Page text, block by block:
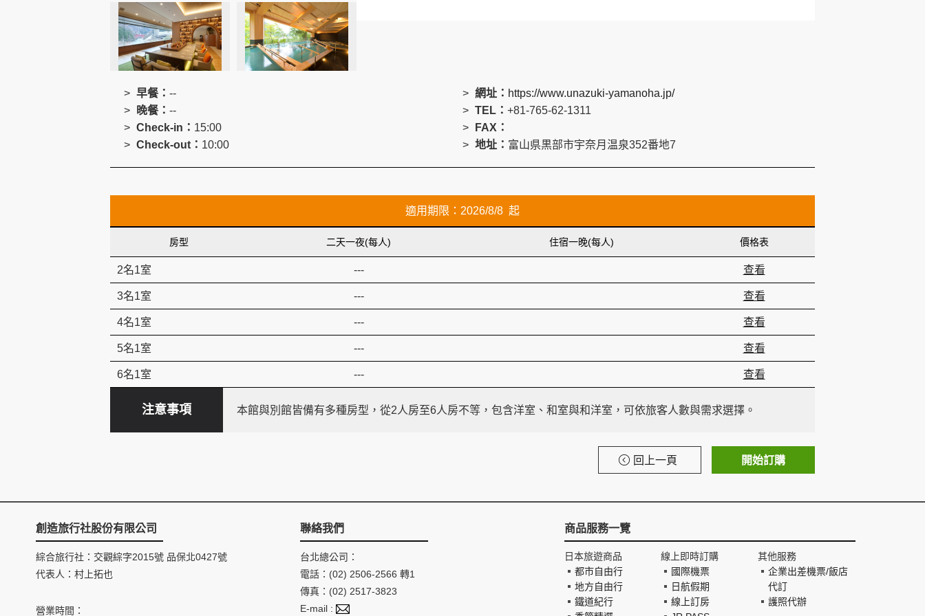
早餐： --
晚餐： --
Check-in： 15:00
Check-out： 10:00
網址： https://www.unazuki-yamanoha.jp/
TEL： +81-765-62-1311
FAX：
地址： 富山県黒部市宇奈月温泉352番地7
適用期限：2026/8/8 起
房型 二天一夜(每人) 住宿一晚(每人) 價格表
2名1室 --- 查看
3名1室 --- 查看
4名1室 --- 查看
5名1室 --- 查看
6名1室 --- 查看
注意事項 本館與別館皆備有多種房型，從2人房至6人房不等，包含洋室、和室與和洋室，可依旅客人數與需求選擇。
回上一頁 開始訂購
創造旅行社股份有限公司
綜合旅行社：交觀綜字2015號 品保北0427號
代表人：村上拓也
營業時間：
聯絡我們
台北總公司：
電話：(02) 2506-2566 轉1
傳真：(02) 2517-3823
E-mail :
商品服務一覽
日本旅遊商品
都市自由行
地方自由行
鐵道紀行
線上即時訂購
國際機票
日航假期
線上訂房
其他服務
企業出差機票/飯店
代訂
護照代辦